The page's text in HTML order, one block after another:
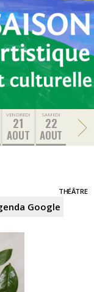
VENDREDI
21
AOUT
SAMEDI
22
AOUT
Google
THÉÂTRE